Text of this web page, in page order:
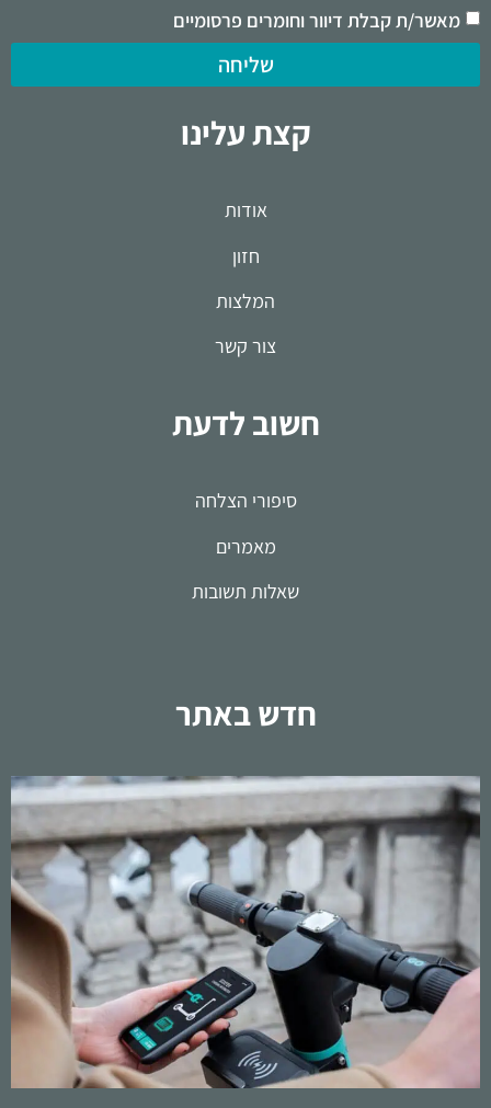
מאשר/ת קבלת דיוור וחומרים פרסומיים
שליחה
קצת עלינו
אודות
חזון
המלצות
צור קשר
חשוב לדעת
סיפורי הצלחה
מאמרים
שאלות תשובות
חדש באתר